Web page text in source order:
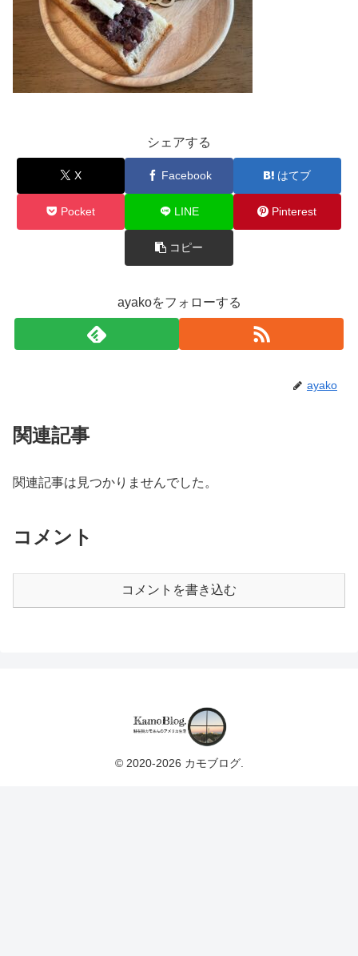
シェアする
X Facebook はてブ
Pocket LINE Pinterest
コピー
ayakoをフォローする
ayako
関連記事
関連記事は見つかりませんでした。
コメント
コメントを書き込む
© 2020-2026 カモブログ.